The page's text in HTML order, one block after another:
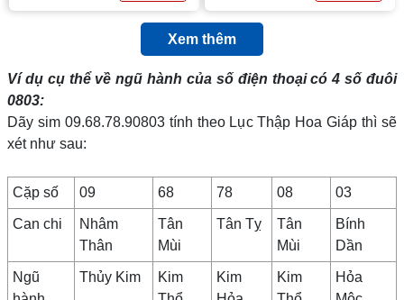
Xem thêm
Ví dụ cụ thể về ngũ hành của số điện thoại có 4 số đuôi
0803:
Dãy sim 09.68.78.90803 tính theo Lục Thập Hoa Giáp thì sẽ
xét như sau:
Cặp số 09 68 78 08 03
Can chi
Nhâm
Thân
Tân
Mùi
Tân Tỵ
Tân
Mùi
Bính
Dần
Ngũ
Thủy Kim
Kim
Kim
Kim
Hỏa